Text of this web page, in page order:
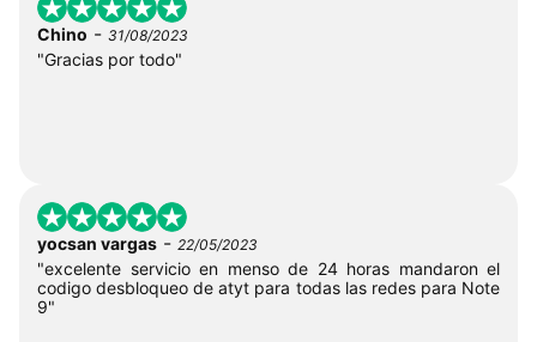
Chino - 31/08/2023
"Gracias por todo"
yocsan vargas - 22/05/2023
"excelente servicio en menso de 24 horas mandaron el
codigo desbloqueo de atyt para todas las redes para Note
9"